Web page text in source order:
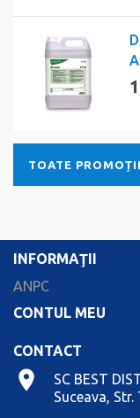
TOATE
INFORMAŢII
ANPC
CONTUL MEU
CONTACT
SC BEST
Suceava,